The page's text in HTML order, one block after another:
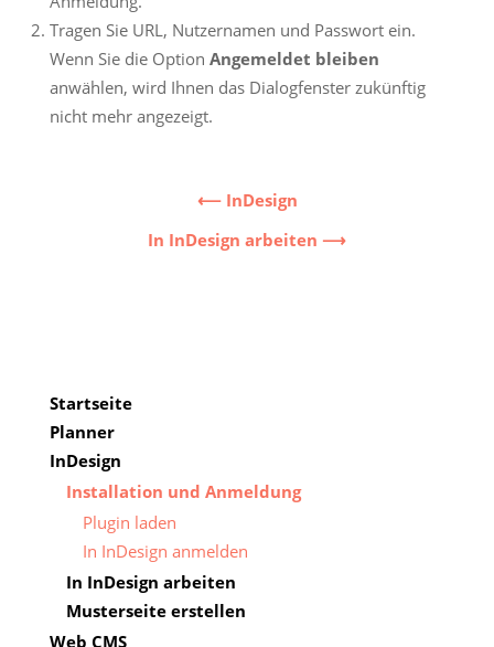
Tragen Sie URL, Nutzernamen und Passwort ein.
Wenn Sie die Option Angemeldet bleiben
anwählen, wird Ihnen das Dialogfenster zukünftig
nicht mehr angezeigt.
⟵ InDesign
In InDesign arbeiten ⟶
Startseite
Planner
InDesign
Installation und Anmeldung
Plugin laden
In InDesign anmelden
In InDesign arbeiten
Musterseite erstellen
Web CMS